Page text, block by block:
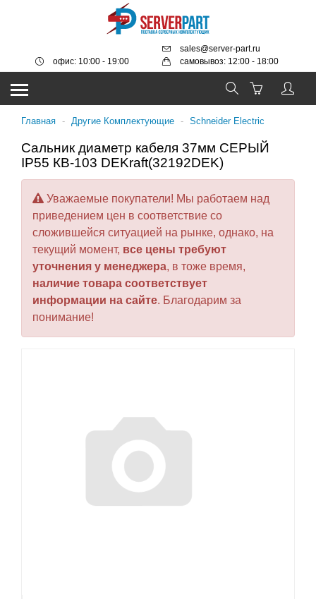
sales@server-part.ru
самовывоз: 12:00 - 18:00
офис: 10:00 - 19:00
Главная - Другие Комплектующие - Schneider Electric
Cальник диаметр кабеля 37мм СЕРЫЙ
IP55 КВ-103 DEKraft(32192DEK)
Уважаемые покупатели! Мы работаем над
приведением цен в соответствие со
сложившейся ситуацией на рынке, однако, на
текущий момент, все цены требуют
уточнения у менеджера, в тоже время,
наличие товара соответствует
информации на сайте. Благодарим за
понимание!